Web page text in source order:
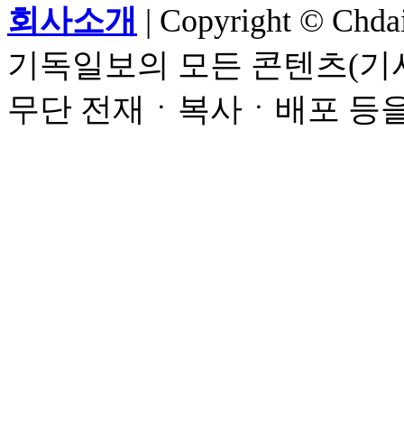
회사소개 | Copyright ©
기독일보의 모든 콘텐츠(
무단 전재ㆍ복사ㆍ배포 등